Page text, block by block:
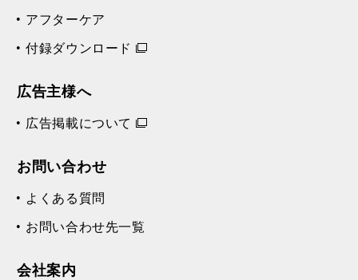
アフターケア
付録ダウンロード
広告主様へ
広告掲載について
お問い合わせ
よくある質問
お問い合わせ先一覧
会社案内